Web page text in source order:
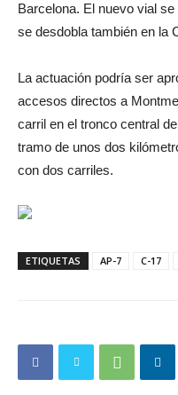
Barcelona. El nuevo vial
se desdobla también en la
La actuación podría ser
accesos directos a
carril en el tronco central
tramo de unos dos
con dos carriles.
ETIQUETAS AP-7 C-17